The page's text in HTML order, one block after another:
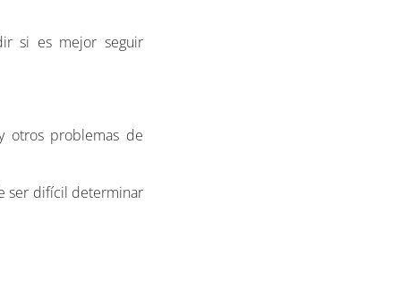
si es mejor seguir
otros problemas de
ser difícil determinar